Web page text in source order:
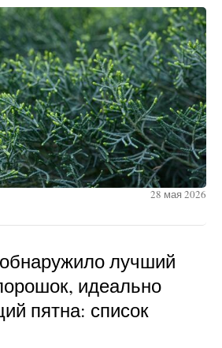
28 мая 2026
лучший
идеально
пятна: список